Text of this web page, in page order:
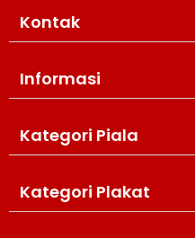
Kontak
Informasi
Kategori Piala
Kategori Plakat
Create The Impression